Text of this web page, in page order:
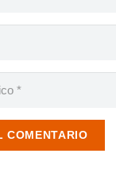
COMENTARIO